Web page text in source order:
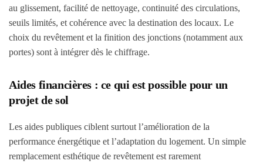
au glissement, facilité de nettoyage, continuité des circulations,
seuils limités, et cohérence avec la destination des locaux. Le
choix du revêtement et la finition des jonctions (notamment aux
portes) sont à intégrer dès le chiffrage.
Aides financières : ce qui est possible pour un
projet de sol
Les aides publiques ciblent surtout l’amélioration de la
performance énergétique et l’adaptation du logement. Un simple
remplacement esthétique de revêtement est rarement